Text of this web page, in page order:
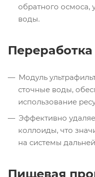
обратного осмоса,
воды.
Модуль
сточные воды,
использование
Эффективно
коллоиды, что
на системы
Пищевая